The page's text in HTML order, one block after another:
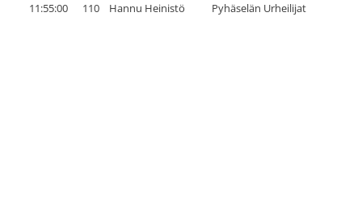
11:55:00 110 Hannu Heinistö Pyhäselän Urheilijat